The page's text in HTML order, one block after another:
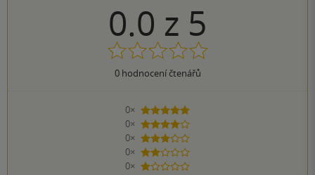
0.0 z 5
0hodnocení čtenářů
0×
5 hvězdiček
0×
4 hvězdičky
0×
3 hvězdičky
0×
2 hvězdičky
0×
1 hvezdička